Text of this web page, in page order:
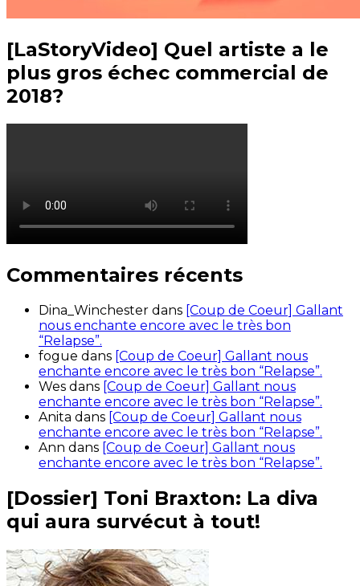
[LaStoryVideo] Quel artiste a le
plus gros échec commercial de
2018?
Commentaires récents
Dina_Winchester dans [Coup de Coeur] Gallant
nous enchante encore avec le très bon
“Relapse”.
fogue dans [Coup de Coeur] Gallant nous
enchante encore avec le très bon “Relapse”.
Wes dans [Coup de Coeur] Gallant nous
enchante encore avec le très bon “Relapse”.
Anita dans [Coup de Coeur] Gallant nous
enchante encore avec le très bon “Relapse”.
Ann dans [Coup de Coeur] Gallant nous
enchante encore avec le très bon “Relapse”.
[Dossier] Toni Braxton: La diva
qui aura survécut à tout!